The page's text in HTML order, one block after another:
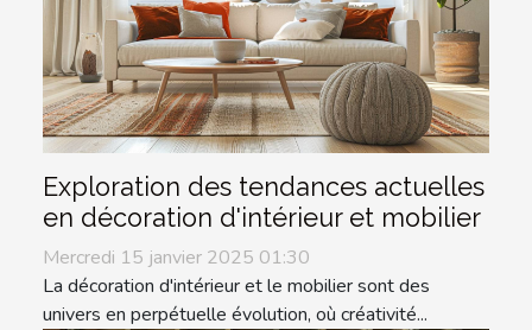
Exploration des tendances actuelles
en décoration d'intérieur et mobilier
Mercredi 15 janvier 2025 01:30
La décoration d'intérieur et le mobilier sont des
univers en perpétuelle évolution, où créativité...